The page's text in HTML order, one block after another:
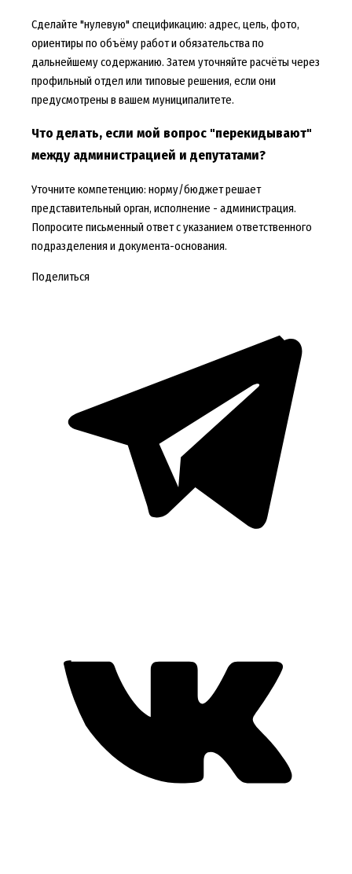
Сделайте "нулевую" спецификацию: адрес, цель, фото,
ориентиры по объёму работ и обязательства по
дальнейшему содержанию. Затем уточняйте расчёты через
профильный отдел или типовые решения, если они
предусмотрены в вашем муниципалитете.
Что делать, если мой вопрос "перекидывают"
между администрацией и депутатами?
Уточните компетенцию: норму/бюджет решает
представительный орган, исполнение - администрация.
Попросите письменный ответ с указанием ответственного
подразделения и документа-основания.
Поделиться